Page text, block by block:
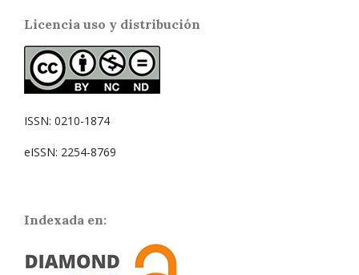
Licencia uso y distribución
ISSN: 0210-1874
eISSN: 2254-8769
Indexada en: